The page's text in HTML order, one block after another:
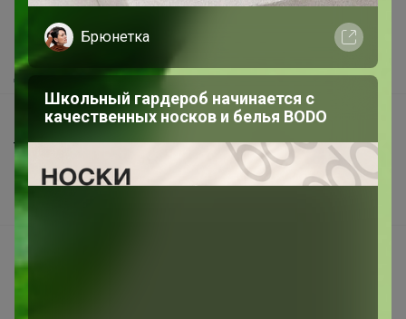
Как получить?
Доставка
Шоурумы
Торговые марки
Наша команда
В наличии
Поставщикам
Брюнетка
Школьный гардероб начинается с
качественных носков и белья BODO